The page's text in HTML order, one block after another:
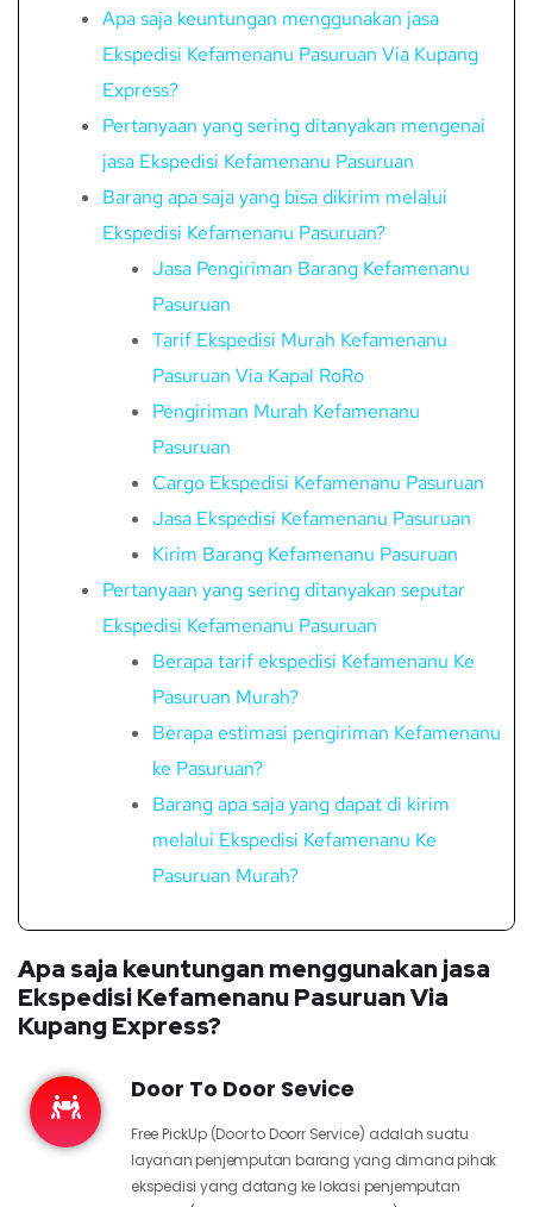
Apa saja keuntungan menggunakan jasa
Ekspedisi Kefamenanu Pasuruan Via Kupang
Express?
Pertanyaan yang sering ditanyakan mengenai
jasa Ekspedisi Kefamenanu Pasuruan
Barang apa saja yang bisa dikirim melalui
Ekspedisi Kefamenanu Pasuruan?
Jasa Pengiriman Barang Kefamenanu
Pasuruan
Tarif Ekspedisi Murah Kefamenanu
Pasuruan Via Kapal RoRo
Pengiriman Murah Kefamenanu
Pasuruan
Cargo Ekspedisi Kefamenanu Pasuruan
Jasa Ekspedisi Kefamenanu Pasuruan
Kirim Barang Kefamenanu Pasuruan
Pertanyaan yang sering ditanyakan seputar
Ekspedisi Kefamenanu Pasuruan
Berapa tarif ekspedisi Kefamenanu Ke
Pasuruan Murah?
Berapa estimasi pengiriman Kefamenanu
ke Pasuruan?
Barang apa saja yang dapat di kirim
melalui Ekspedisi Kefamenanu Ke
Pasuruan Murah?
Apa saja keuntungan menggunakan jasa
Ekspedisi Kefamenanu Pasuruan Via
Kupang Express?
Door To Door Sevice
Free PickUp (Door to Doorr Service) adalah suatu
layanan penjemputan barang yang dimana pihak
ekspedisi yang datang ke lokasi penjemputan